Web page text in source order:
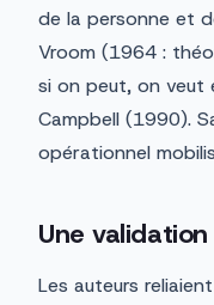
de la personne et
Vroom (1964 :
si on peut, on veut
Campbell (1990).
opérationnel
Une
Les auteurs